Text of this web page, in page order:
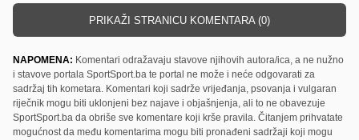
PRIKAŽI STRANICU KOMENTARA (0)
NAPOMENA: Komentari odražavaju stavove njihovih autora/ica, a ne nužno
i stavove portala SportSport.ba te portal ne može i neće odgovarati za
sadržaj tih kometara. Komentari koji sadrže vrijeđanja, psovanja i vulgaran
riječnik mogu biti uklonjeni bez najave i objašnjenja, ali to ne obavezuje
SportSport.ba da obriše sve komentare koji krše pravila. Čitanjem prihvatate
mogućnost da među komentarima mogu biti pronađeni sadržaji koji mogu